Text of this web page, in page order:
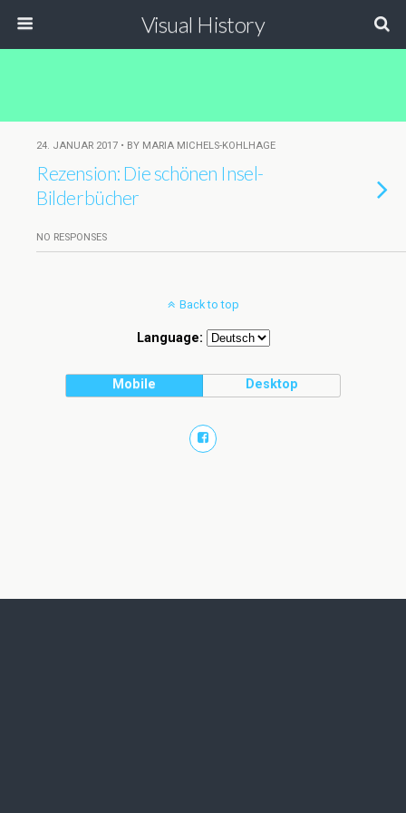
Visual History
24. JANUAR 2017 • BY MARIA MICHELS-KOHLHAGE
Rezension: Die schönen Insel-
Bilderbücher
NO RESPONSES
Back to top
Language:
Mobile Desktop